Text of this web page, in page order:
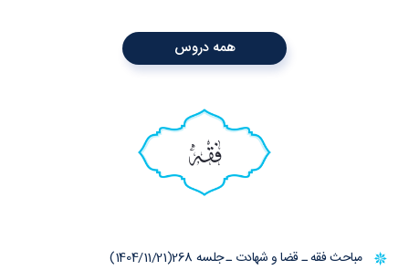
همه دروس
فقه
مباحث فقه ـ قضا و شهادت ـ جلسه 268(1404/11/21)